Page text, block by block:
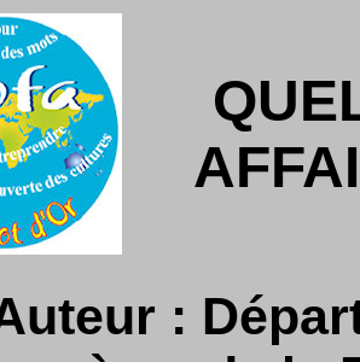
: